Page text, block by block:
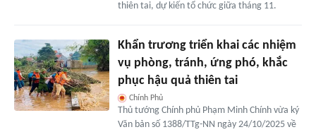
thiên tai, dự kiến tổ chức giữa tháng 11.
Khẩn trương triển khai các nhiệm
vụ phòng, tránh, ứng phó, khắc
phục hậu quả thiên tai
Chính Phủ
Thủ tướng Chính phủ Phạm Minh Chính vừa ký
Văn bản số 1388/TTg-NN ngày 24/10/2025 về